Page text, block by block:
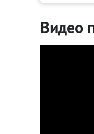
Видео